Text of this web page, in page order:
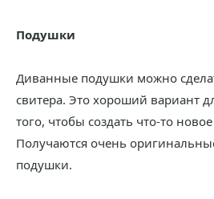
Подушки
Диванные подушки можно
свитера. Это хороший вариант
того, чтобы создать что-то
Получаются очень
подушки.